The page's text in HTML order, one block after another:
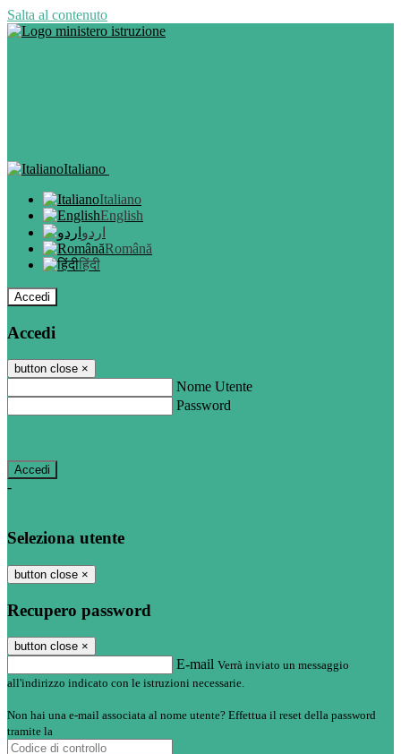
Salta al contenuto
Italiano
Italiano
English
اردو
Română
हिंदी
Accedi
Accedi
button close ×
Nome Utente
Password
-
Seleziona utente
button close ×
Recupero password
button close ×
E-mail Verrà inviato un messaggio
all'indirizzo indicato con le istruzioni necessarie.
Non hai una e-mail associata al nome utente? Effettua il reset della password
tramite la